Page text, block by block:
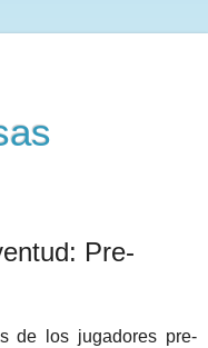
Pre-
de los jugadores pre-